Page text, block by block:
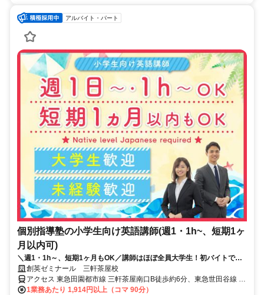
アルバイト・パート
個別指導塾の小学生向け英語講師(週1・1h~、短期1ヶ
月以内可)
＼週1・1h～、短期1ヶ月もOK／講師はほぼ全員大学生！初バイトでも
安心！※Native level Japanese required
創英ゼミナール 三軒茶屋校
アクセス 東急田園都市線 三軒茶屋南口B徒歩約6分、東急世田谷線 三
軒茶屋南口B徒歩約6分、東急世田谷線 西太子堂下高井戸方面口徒歩
1業務あたり 1,914円以上（コマ 90分）